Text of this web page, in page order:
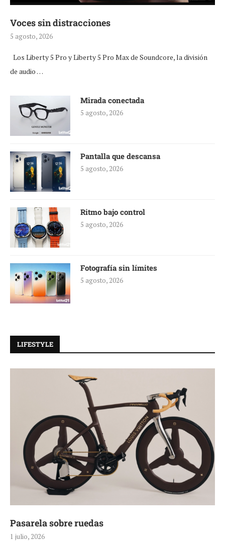
Voces sin distracciones
5 agosto, 2026
Los Liberty 5 Pro y Liberty 5 Pro Max de Soundcore, la división
de audio …
Mirada conectada
5 agosto, 2026
Pantalla que descansa
5 agosto, 2026
Ritmo bajo control
5 agosto, 2026
Fotografía sin límites
5 agosto, 2026
LIFESTYLE
Tequila Reserva de la Familia: Materia, origen y
paciencia